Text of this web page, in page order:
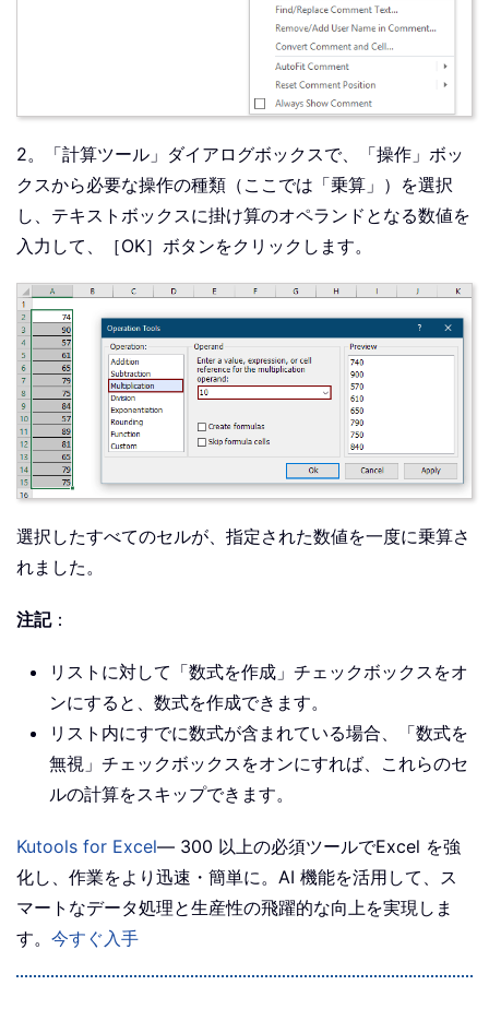
2。「計算ツール」ダイアログボックスで、「操作」ボッ
クスから必要な操作の種類（ここでは「乗算」）を選択
し、テキストボックスに掛け算のオペランドとなる数値を
入力して、［OK］ボタンをクリックします。
選択したすべてのセルが、指定された数値を一度に乗算さ
れました。
注記：
リストに対して「数式を作成」チェックボックスをオ
ンにすると、数式を作成できます。
リスト内にすでに数式が含まれている場合、「数式を
無視」チェックボックスをオンにすれば、これらのセ
ルの計算をスキップできます。
Kutools for Excel— 300 以上の必須ツールでExcel を強
化し、作業をより迅速・簡単に。AI 機能を活用して、ス
マートなデータ処理と生産性の飛躍的な向上を実現しま
す。 今すぐ入手